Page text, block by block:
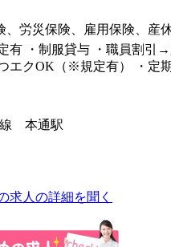
、労災保険、雇用保険、産
有 ・制服貸与 ・職員割引
エクOK（※規定有） ・定
線 本通駅